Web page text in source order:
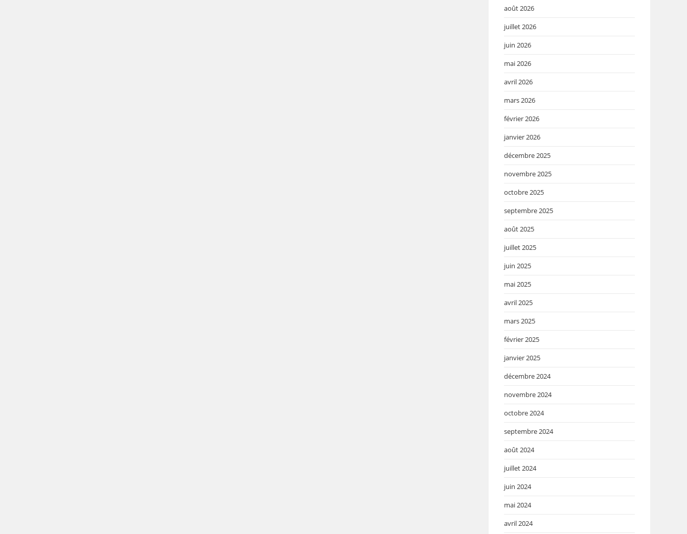
août 2026
juillet 2026
juin 2026
mai 2026
avril 2026
mars 2026
février 2026
janvier 2026
décembre 2025
novembre 2025
octobre 2025
septembre 2025
août 2025
juillet 2025
juin 2025
mai 2025
avril 2025
mars 2025
février 2025
janvier 2025
décembre 2024
novembre 2024
octobre 2024
septembre 2024
août 2024
juillet 2024
juin 2024
mai 2024
avril 2024